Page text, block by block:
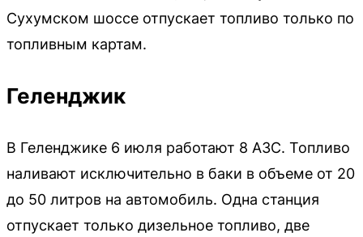
Сухумском шоссе отпускает топливо только по
топливным картам.
Геленджик
В Геленджике 6 июля работают 8 АЗС. Топливо
наливают исключительно в баки в объеме от 20
до 50 литров на автомобиль. Одна станция
отпускает только дизельное топливо, две